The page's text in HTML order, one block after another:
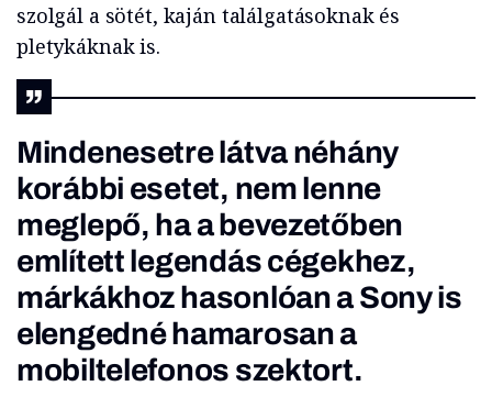
szolgál a sötét, kaján találgatásoknak és
pletykáknak is.
Mindenesetre látva néhány
korábbi esetet, nem lenne
meglepő, ha a bevezetőben
említett legendás cégekhez,
márkákhoz hasonlóan a Sony is
elengedné hamarosan a
mobiltelefonos szektort.